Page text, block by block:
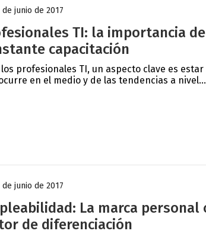
de junio de 2017
TI: la importancia
capacitación
los profesionales TI, un aspecto clave es
en el medio y de las tendencias a nivel...
de junio de 2017
La marca personal
de diferenciación